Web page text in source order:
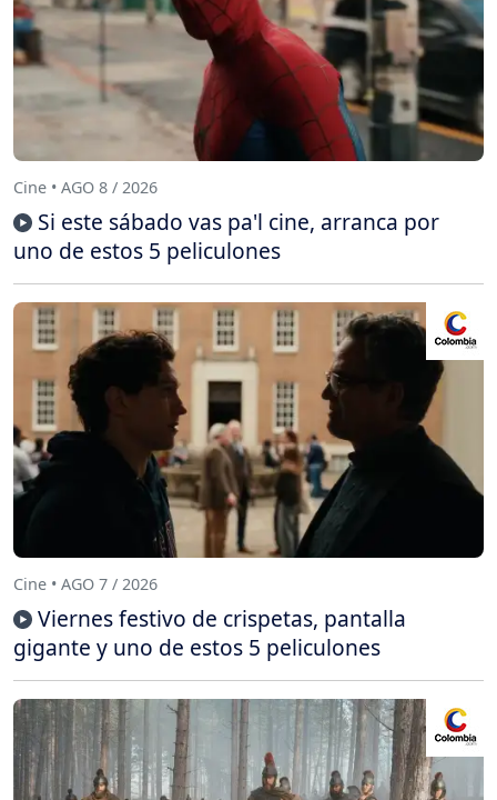
Cine • AGO 8 / 2026
Si este sábado vas pa'l cine, arranca por
uno de estos 5 peliculones
Cine • AGO 7 / 2026
Viernes festivo de crispetas, pantalla
gigante y uno de estos 5 peliculones